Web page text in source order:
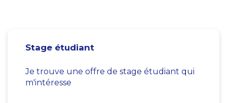
Stage étudiant
Je trouve une offre de stage étudiant qui
m'intéresse